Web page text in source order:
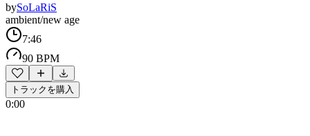
bySoLaRiS
ambient/new age
7:46
90 BPM
トラックを購入
0:00